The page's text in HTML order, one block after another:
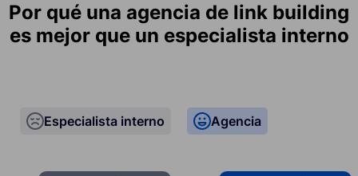
Por qué una agencia de link building
es mejor que un especialista interno
Especialista interno Agencia